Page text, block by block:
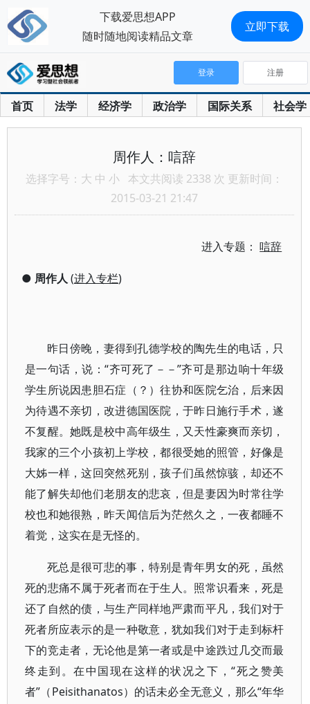
首页 法学 经济学 政治学 国际关系 社会学
登录 注册
周作人：唁辞
选择字号： 大 中 小 本文共阅读 2338 次 更新时间：
2015-03-21 21:47
进入专题：唁辞
● 周作人 (进入专栏)
昨日傍晚，妻得到孔德学校的陶先生的电话，只
是一句话，说：“齐可死了－－”齐可是那边响十年级
学生所说因患胆石症（？）往协和医院乞治，后来因
为待遇不亲切，改进德国医院，于昨日施行手术，遂
不复醒。她既是校中高年级生，又天性豪爽而亲切，
我家的三个小孩初上学校，都很受她的照管，好像是
大姊一样，这回突然死别，孩子们虽然惊骇，却还不
能了解失却他们老朋友的悲哀，但是妻因为时常往学
校也和她很熟，昨天闻信后为茫然久之，一夜都睡不
着觉，这实在是无怪的。
死总是很可悲的事，特别是青年男女的死，虽然
死的悲痛不属于死者而在于生人。照常识看来，死是
还了自然的债，与生产同样地严肃而平凡，我们对于
死者所应表示的是一种敬意，犹如我们对于走到标杆
下的竞走者，无论他是第一者或是中途跌过几交而最
终走到。在中国现在这样的状况之下，“死之赞美
者”（Peisithanatos）的话未必全无意义，那么“年华
下载爱思想APP
随时随地阅读精品文章
立即下载